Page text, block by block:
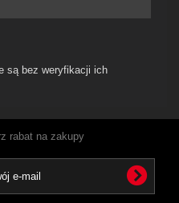
są bez weryfikacji ich
rabat na zakupy